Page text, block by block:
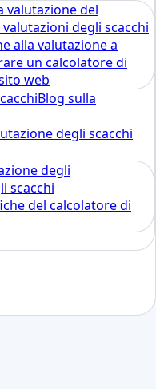
valutazione del
degli scacchi
alla valutazione a
un calcolatore di
web
Blog sulla
degli scacchi
degli
scacchi
del calcolatore di